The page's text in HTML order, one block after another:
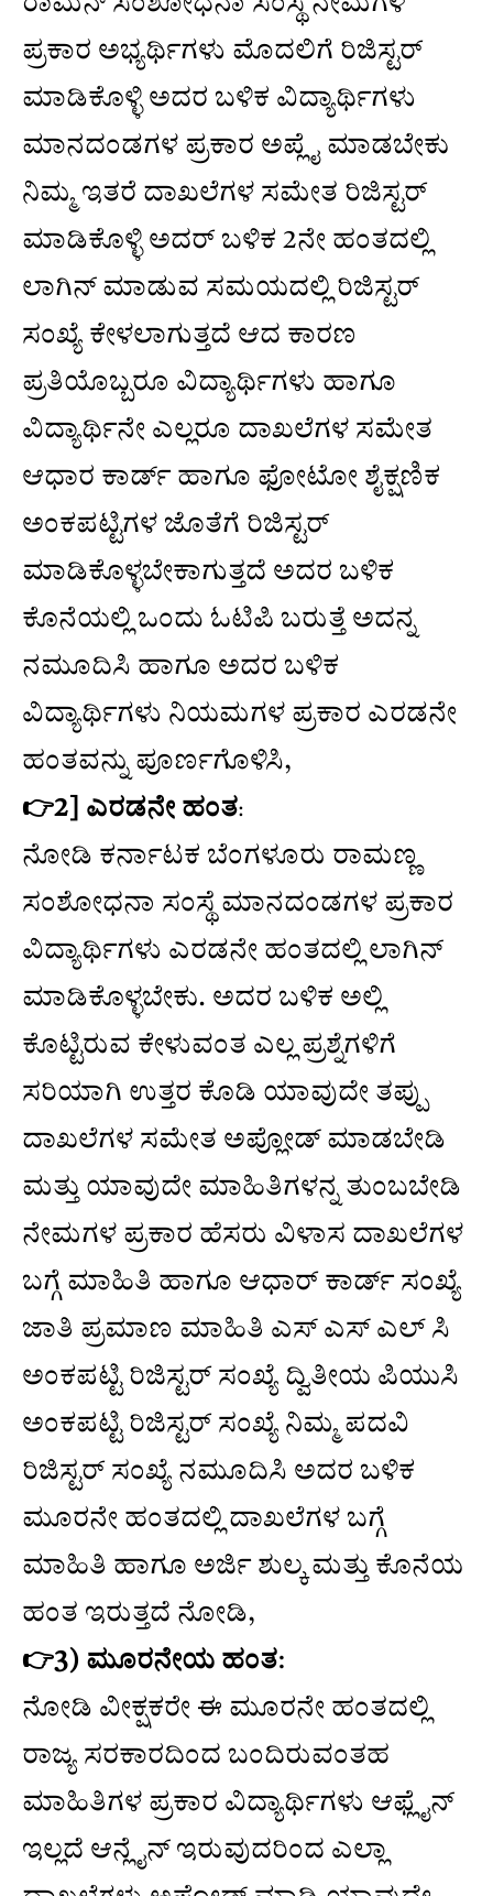
ಪ್ರಕಾರ ಅಭ್ಯರ್ಥಿಗಳು ಮೊದಲಿಗೆ ರಿಜಿಸ್ಟರ್
ಮಾಡಿಕೊಳ್ಳಿ ಅದರ ಬಳಿಕ ವಿದ್ಯಾರ್ಥಿಗಳು
ಮಾನದಂಡಗಳ ಪ್ರಕಾರ ಅಪ್ಲೈ ಮಾಡಬೇಕು
ನಿಮ್ಮ ಇತರೆ ದಾಖಲೆಗಳ ಸಮೇತ ರಿಜಿಸ್ಟರ್
ಮಾಡಿಕೊಳ್ಳಿ ಅದರ್ ಬಳಿಕ 2ನೇ ಹಂತದಲ್ಲಿ
ಲಾಗಿನ್ ಮಾಡುವ ಸಮಯದಲ್ಲಿ ರಿಜಿಸ್ಟರ್
ಸಂಖ್ಯೆ ಕೇಳಲಾಗುತ್ತದೆ ಆದ ಕಾರಣ
ಪ್ರತಿಯೊಬ್ಬರೂ ವಿದ್ಯಾರ್ಥಿಗಳು ಹಾಗೂ
ವಿದ್ಯಾರ್ಥಿನೇ ಎಲ್ಲರೂ ದಾಖಲೆಗಳ ಸಮೇತ
ಆಧಾರ ಕಾರ್ಡ್ ಹಾಗೂ ಫೋಟೋ ಶೈಕ್ಷಣಿಕ
ಅಂಕಪಟ್ಟಿಗಳ ಜೊತೆಗೆ ರಿಜಿಸ್ಟರ್
ಮಾಡಿಕೊಳ್ಳಬೇಕಾಗುತ್ತದೆ ಅದರ ಬಳಿಕ
ಕೊನೆಯಲ್ಲಿ ಒಂದು ಓಟಿಪಿ ಬರುತ್ತೆ ಅದನ್ನ
ನಮೂದಿಸಿ ಹಾಗೂ ಅದರ ಬಳಿಕ
ವಿದ್ಯಾರ್ಥಿಗಳು ನಿಯಮಗಳ ಪ್ರಕಾರ ಎರಡನೇ
ಹಂತವನ್ನು ಪೂರ್ಣಗೊಳಿಸಿ,
👉2] ಎರಡನೇ ಹಂತ:
ನೋಡಿ ಕರ್ನಾಟಕ ಬೆಂಗಳೂರು ರಾಮಣ್ಣ
ಸಂಶೋಧನಾ ಸಂಸ್ಥೆ ಮಾನದಂಡಗಳ ಪ್ರಕಾರ
ವಿದ್ಯಾರ್ಥಿಗಳು ಎರಡನೇ ಹಂತದಲ್ಲಿ ಲಾಗಿನ್
ಮಾಡಿಕೊಳ್ಳಬೇಕು. ಅದರ ಬಳಿಕ ಅಲ್ಲಿ
ಕೊಟ್ಟಿರುವ ಕೇಳುವಂತ ಎಲ್ಲ ಪ್ರಶ್ನೆಗಳಿಗೆ
ಸರಿಯಾಗಿ ಉತ್ತರ ಕೊಡಿ ಯಾವುದೇ ತಪ್ಪು
ದಾಖಲೆಗಳ ಸಮೇತ ಅಪ್ಲೋಡ್ ಮಾಡಬೇಡಿ
ಮತ್ತು ಯಾವುದೇ ಮಾಹಿತಿಗಳನ್ನ ತುಂಬಬೇಡಿ
ನೇಮಗಳ ಪ್ರಕಾರ ಹೆಸರು ವಿಳಾಸ ದಾಖಲೆಗಳ
ಬಗ್ಗೆ ಮಾಹಿತಿ ಹಾಗೂ ಆಧಾರ್ ಕಾರ್ಡ್ ಸಂಖ್ಯೆ
ಜಾತಿ ಪ್ರಮಾಣ ಮಾಹಿತಿ ಎಸ್ ಎಸ್ ಎಲ್ ಸಿ
ಅಂಕಪಟ್ಟಿ ರಿಜಿಸ್ಟರ್ ಸಂಖ್ಯೆ ದ್ವಿತೀಯ ಪಿಯುಸಿ
ಅಂಕಪಟ್ಟಿ ರಿಜಿಸ್ಟರ್ ಸಂಖ್ಯೆ ನಿಮ್ಮ ಪದವಿ
ರಿಜಿಸ್ಟರ್ ಸಂಖ್ಯೆ ನಮೂದಿಸಿ ಅದರ ಬಳಿಕ
ಮೂರನೇ ಹಂತದಲ್ಲಿ ದಾಖಲೆಗಳ ಬಗ್ಗೆ
ಮಾಹಿತಿ ಹಾಗೂ ಅರ್ಜಿ ಶುಲ್ಕ ಮತ್ತು ಕೊನೆಯ
ಹಂತ ಇರುತ್ತದೆ ನೋಡಿ,
👉3) ಮೂರನೇಯ ಹಂತ:
ನೋಡಿ ವೀಕ್ಷಕರೇ ಈ ಮೂರನೇ ಹಂತದಲ್ಲಿ
ರಾಜ್ಯ ಸರಕಾರದಿಂದ ಬಂದಿರುವಂತಹ
ಮಾಹಿತಿಗಳ ಪ್ರಕಾರ ವಿದ್ಯಾರ್ಥಿಗಳು ಆಫ್ಲೈನ್
ಇಲ್ಲದೆ ಆನ್ಲೈನ್ ಇರುವುದರಿಂದ ಎಲ್ಲಾ